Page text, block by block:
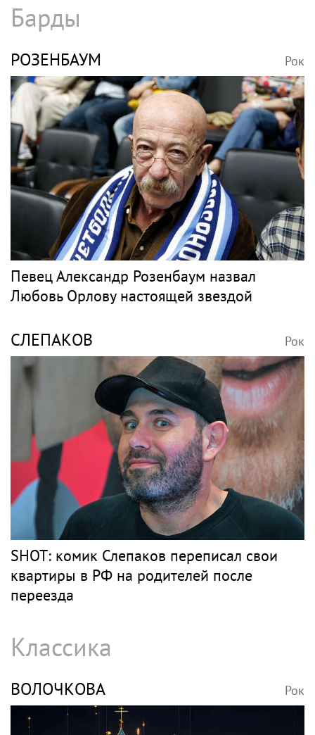
Барды
РОЗЕНБАУМ Рок
Певец Александр Розенбаум назвал
Любовь Орлову настоящей звездой
СЛЕПАКОВ Рок
SHOT: комик Слепаков переписал свои
квартиры в РФ на родителей после
переезда
Классика
ВОЛОЧКОВА Рок